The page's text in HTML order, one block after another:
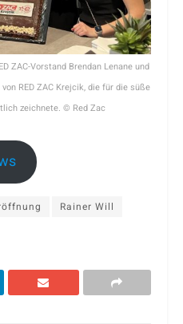
ZAC-Vorstand Brendan Lenane und
RED ZAC Krejcik, die für die süße
zeichnete. © Red Zac
Rainer Will